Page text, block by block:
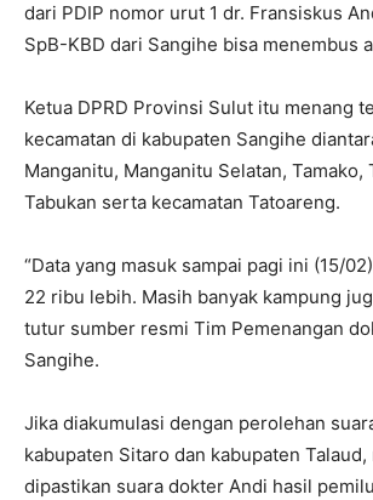
dari PDIP nomor urut 1 dr. Fransiskus
SpB-KBD dari Sangihe bisa menembus
Ketua DPRD Provinsi Sulut itu menang
kecamatan di kabupaten Sangihe
Manganitu, Manganitu Selatan, Tamako,
Tabukan serta kecamatan Tatoareng.
“Data yang masuk sampai pagi ini (15/
22 ribu lebih. Masih banyak kampung
tutur sumber resmi Tim Pemenangan
Sangihe.
Jika diakumulasi dengan perolehan
kabupaten Sitaro dan kabupaten Talaud,
dipastikan suara dokter Andi hasil